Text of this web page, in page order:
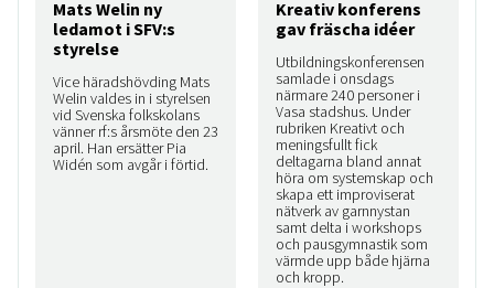
Mats Welin ny
ledamot i SFV:s
styrelse
Vice häradshövding Mats
Welin valdes in i styrelsen
vid Svenska folkskolans
vänner rf:s årsmöte den 23
april. Han ersätter Pia
Widén som avgår i förtid.
Kreativ konferens
gav fräscha idéer
Utbildningskonferensen
samlade i onsdags
närmare 240 personer i
Vasa stadshus. Under
rubriken Kreativt och
meningsfullt fick
deltagarna bland annat
höra om systemskap och
skapa ett improviserat
nätverk av garnnystan
samt delta i workshops
och pausgymnastik som
värmde upp både hjärna
och kropp.